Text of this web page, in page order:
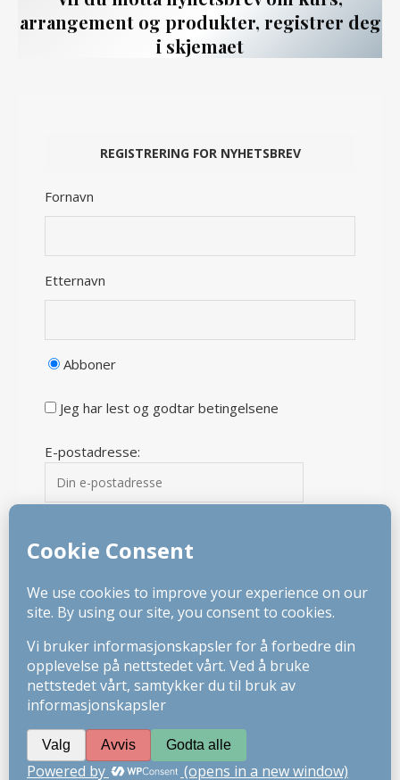
arrangement og produkter, registrer deg
i skjemaet
Fornavn
Etternavn
Abboner
Jeg har lest og godtar betingelsene
E-postadresse:
Nettsiden er opprettet av Leila Frid
Tema Ashe avWP Royal.